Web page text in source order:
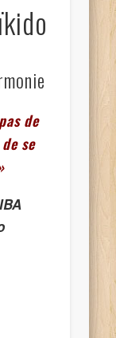
de
se